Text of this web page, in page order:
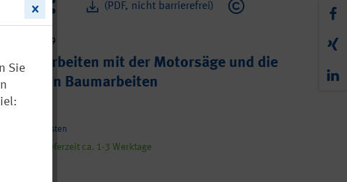
(PDF, nicht barrierefrei)
214-059
für Arbeiten mit der Motorsäge und die
von Baumarbeiten
Versandkosten
Lieferzeit ca. 1-3 Werktage
Sie